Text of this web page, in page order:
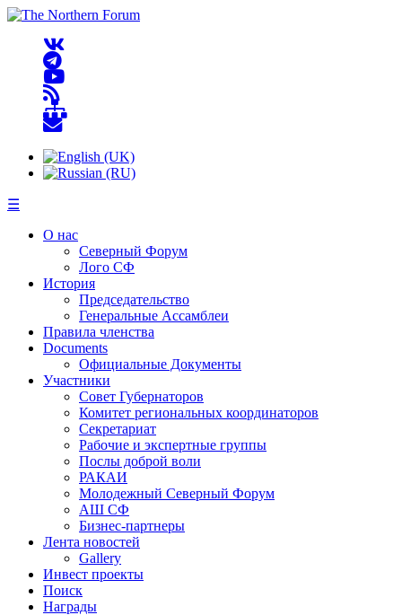
☰
О нас
Северный Форум
Лого СФ
История
Председательство
Генеральные Ассамблеи
Правила членства
Documents
Официальные Документы
Участники
Совет Губернаторов
Комитет региональных координаторов
Секретариат
Рабочие и экспертные группы
Послы доброй воли
РАКАИ
Молодежный Северный Форум
АШ СФ
Бизнес-партнеры
Лента новостей
Gallery
Инвест проекты
Поиск
Награды